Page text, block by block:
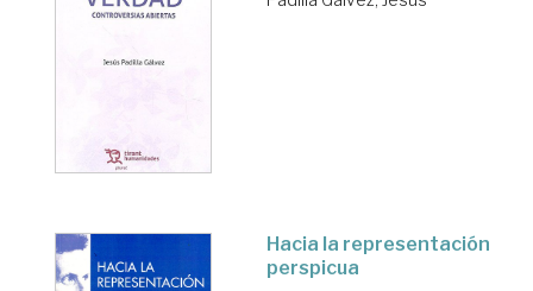
Hacia la representación
perspicua